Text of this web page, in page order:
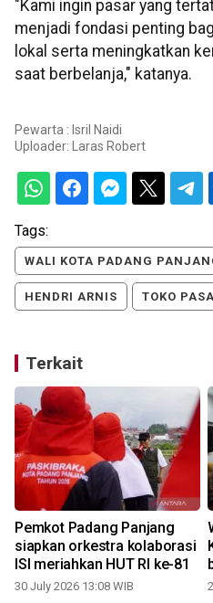
"Kami ingin pasar yang
menjadi fondasi penting
lokal serta meningkatkan
saat berbelanja," katanya.
Pewarta : Isril Naidi
Uploader:
Laras Robert
Tags:
WALI KOTA PADANG
HENDRI ARNIS TOKO
Terkait
Pemkot Padang Panjang
siapkan orkestra kolaborasi
ISI meriahkan HUT RI ke-81
30 July 2026 13:08 WIB